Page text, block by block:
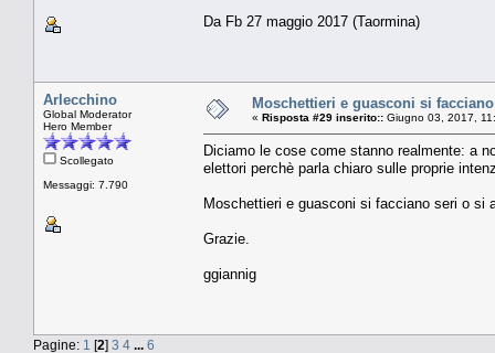
Da Fb 27 maggio 2017 (Taormina)
Arlecchino
Global Moderator
Hero Member
Scollegato
Messaggi: 7.790
Moschettieri e guasconi si
« Risposta #29 inserito:: Giugno 03, 2017,
Diciamo le cose come stanno realmente: a
elettori perchè parla chiaro sulle proprie
Moschettieri e guasconi si facciano seri o si
Grazie.
ggiannig
Pagine: 1 [2] 3 4 ... 6